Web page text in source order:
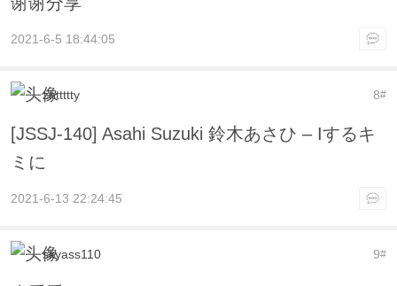
2021-6-5 18:44:05
8#
zhttttty
[JSSJ-140] Asahi Suzuki 鈴木あさひ – Iするキ
ミに
2021-6-13 22:24:45
9#
skyass110